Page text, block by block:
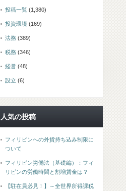
投稿一覧 (1,380)
投資環境 (169)
法務 (389)
税務 (346)
経営 (48)
設立 (6)
人気の投稿
フィリピンへの外貨持ち込み制限に
ついて
フィリピン労働法（基礎編）：フィ
リピンの労働時間と割増賃金は？
【駐在員必見！】～全世界所得課税